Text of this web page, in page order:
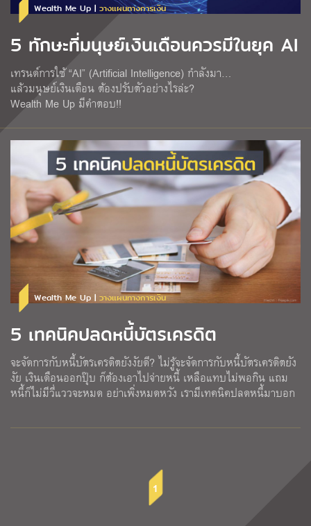
Wealth Me Up | วางแผนทางการเงิน
5 ทักษะที่มนุษย์เงินเดือนควรมีในยุค AI
เทรนด์การใช้ “AI” (Artificial Intelligence) กำลังมา…
แล้วมนุษย์เงินเดือน ต้องปรับตัวอย่างไรล่ะ?
Wealth Me Up มีคำตอบ!!
Wealth Me Up | วางแผนทางการเงิน
5 เทคนิคปลดหนี้บัตรเครดิต
จะจัดการกับหนี้บัตรเครดิตยังงัยดี? ไม่รู้จะจัดการกับหนี้บัตรเครดิตยัง
งัย เงินเดือนออกปุ๊บ ก็ต้องเอาไปจ่ายหนี้ เหลือแทบไม่พอกิน แถม
หนี้ก็ไม่มีวี่แววจะหมด อย่าเพิ่งหมดหวัง เรามีเทคนิคปลดหนี้มาบอก
1